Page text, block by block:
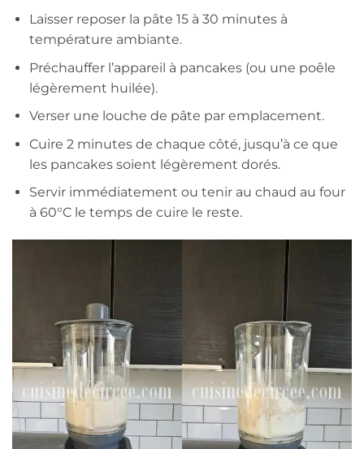
Laisser reposer la pâte 15 à 30 minutes à
température ambiante.
Préchauffer l’appareil à pancakes (ou une poêle
légèrement huilée).
Verser une louche de pâte par emplacement.
Cuire 2 minutes de chaque côté, jusqu’à ce que
les pancakes soient légèrement dorés.
Servir immédiatement ou tenir au chaud au four
à 60°C le temps de cuire le reste.